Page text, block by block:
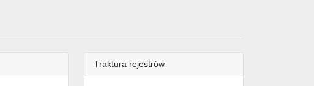
Traktura rejestrów